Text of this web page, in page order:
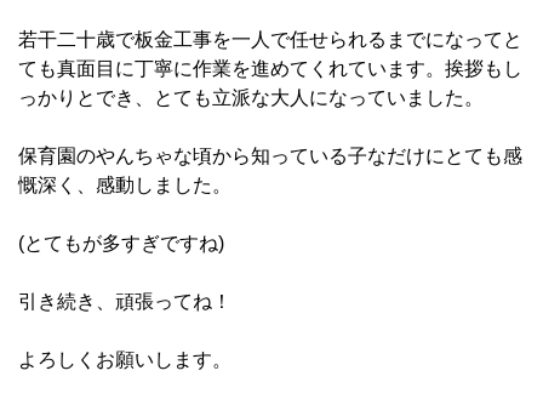
若干二十歳で板金工事を一人で任せられるまでになってと
ても真面目に丁寧に作業を進めてくれています。挨拶もし
っかりとでき、とても立派な大人になっていました。
保育園のやんちゃな頃から知っている子なだけにとても感
慨深く、感動しました。
(とてもが多すぎですね)
引き続き、頑張ってね！
よろしくお願いします。